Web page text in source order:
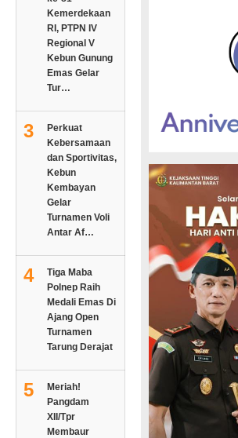
Kemerdekaan
RI, PTPN IV
Regional V
Kebun Gunung
Emas Gelar
Tur…
3
Perkuat
Kebersamaan
dan Sportivitas,
Kebun
Kembayan
Gelar
Turnamen Voli
Antar Af…
4
Tiga Maba
Polnep Raih
Medali Emas Di
Ajang Open
Turnamen
Tarung Derajat
5
Meriah!
Pangdam
XII/Tpr
Membaur